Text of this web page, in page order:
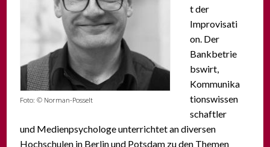
Foto: © Norman-Posselt
t der
Improvisati
on. Der
Bankbetrie
bswirt,
Kommunika
tionswissen
schaftler
und Medienpsychologe unterrichtet an diversen
Hochschulen in Berlin und Potsdam zu den Themen